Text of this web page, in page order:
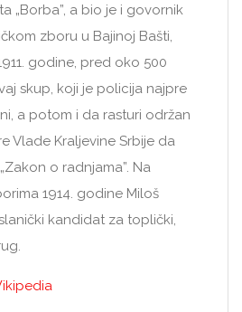
„Borba”, a bio je i govornik
zboru u Bajinoj Bašti,
godine, pred oko 500
skup, koji je policija najpre
a potom i da rasturi održan
Vlade Kraljevine Srbije da
o radnjama”. Na
1914. godine Miloš
kandidat za toplički,